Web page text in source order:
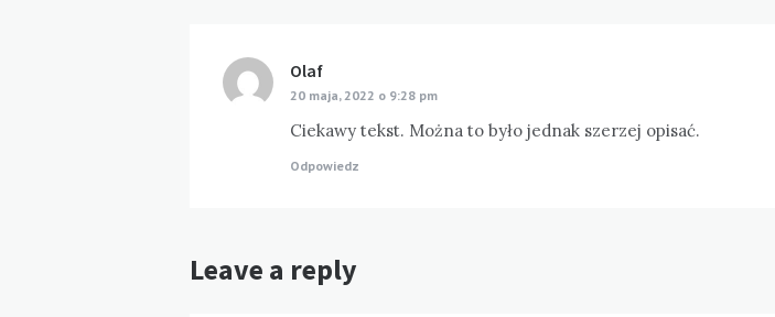
Olaf
20 maja, 2022 o 9:28 pm
Ciekawy tekst. Można to było jednak szerzej opisać.
Odpowiedz
Leave a reply